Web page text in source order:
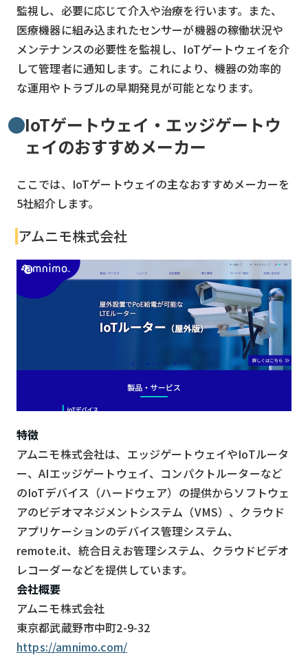
監視し、必要に応じて介入や治療を行います。また、
医療機器に組み込まれたセンサーが機器の稼働状況や
メンテナンスの必要性を監視し、IoTゲートウェイを介
して管理者に通知します。これにより、機器の効率的
な運用やトラブルの早期発見が可能となります。
IoTゲートウェイ・エッジゲートウ
ェイのおすすめメーカー
ここでは、IoTゲートウェイの主なおすすめメーカーを
5社紹介します。
アムニモ株式会社
特徴
アムニモ株式会社は、エッジゲートウェイやIoTルータ
ー、AIエッジゲートウェイ、コンパクトルーターなど
のIoTデバイス（ハードウェア）の提供からソフトウェ
アのビデオマネジメントシステム（VMS）、クラウド
アプリケーションのデバイス管理システム、
remote.it、統合日えお管理システム、クラウドビデオ
レコーダーなどを提供しています。
会社概要
アムニモ株式会社
東京都武蔵野市中町2-9-32
https://amnimo.com/